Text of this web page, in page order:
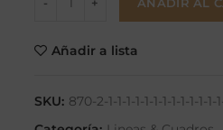
Añadir a lista
SKU: 870-2-1-1-1-1-1-1-1-1-1-1-1-1-